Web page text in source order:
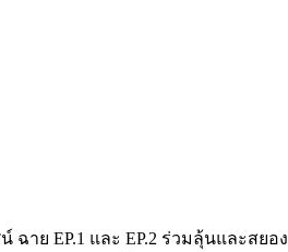
ฉาย EP.1 และ EP.2 ร่วมลุ้นและส